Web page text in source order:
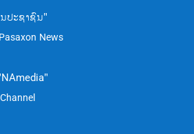
ປະຊາຊົນ"
News